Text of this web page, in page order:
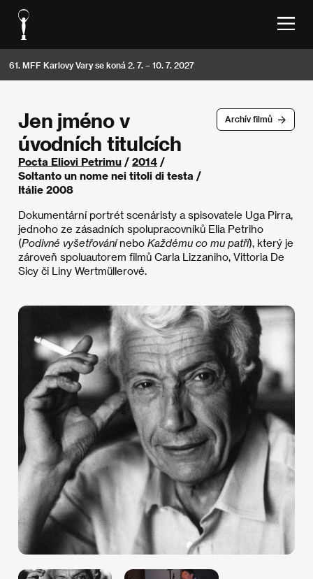
61. MFF Karlovy Vary se koná 2. 7. – 10. 7. 2027
Archív filmů
Jen jméno v
úvodních titulcích
Pocta Eliovi Petrimu / 2014 /
Soltanto un nome nei titoli di testa /
Itálie 2008
Dokumentární portrét scenáristy a spisovatele Uga Pirra,
jednoho ze zásadních spolupracovníků Elia Petriho
(Podivné vyšetřovánínebo Každému co mu patří), který je
zároveň spoluautorem filmů Carla Lizzaniho, Vittoria De
Sicy či Liny Wertmüllerové.